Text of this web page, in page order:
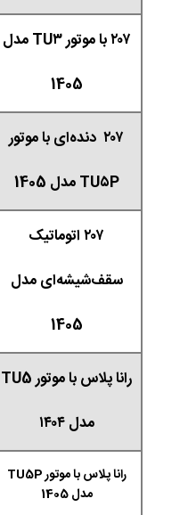
۲۰۷ با موتور TU۳ مدل
1405
۲۰۷ دنده‌ای با موتور
TU۵P مدل 1405
۲۰۷ اتوماتیک
سقف‌شیشه‌ای مدل
1405
رانا پلاس با موتور TU5
مدل ۱۴۰۴
رانا پلاس با موتور TU5P
مدل 1405